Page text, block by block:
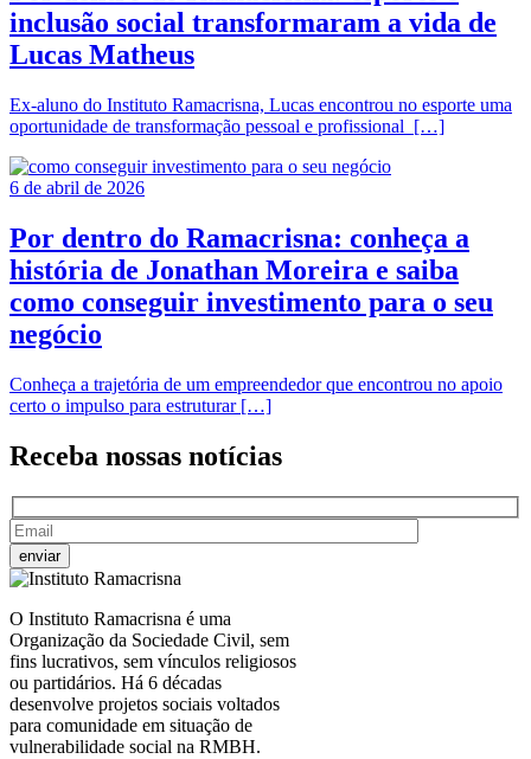
inclusão social transformaram a vida de
Lucas Matheus
Ex-aluno do Instituto Ramacrisna, Lucas encontrou no esporte uma
oportunidade de transformação pessoal e profissional […]
6 de abril de 2026
Por dentro do Ramacrisna: conheça a
história de Jonathan Moreira e saiba
como conseguir investimento para o seu
negócio
Conheça a trajetória de um empreendedor que encontrou no apoio
certo o impulso para estruturar […]
Receba nossas notícias
O Instituto Ramacrisna é uma
Organização da Sociedade Civil, sem
fins lucrativos, sem vínculos religiosos
ou partidários. Há 6 décadas
desenvolve projetos sociais voltados
para comunidade em situação de
vulnerabilidade social na RMBH.